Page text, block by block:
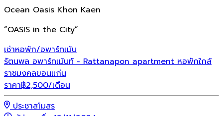
Ocean Oasis Khon Kaen
“OASIS in the City”
เช่าหอพัก/อพาร์ทเม้น
รัตนพล อพาร์ทเม้นท์ - Rattanapon apartment หอพักใกล้
ราชมงคลขอนแก่น
ราคา฿2,500/เดือน
ประชาสโมสร